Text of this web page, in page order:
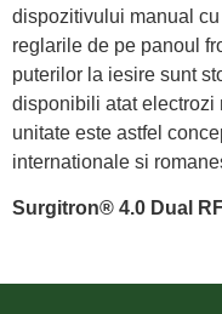
dispozitivului manual
reglarile de pe panoul
puterilor la iesire sunt
disponibili atat electrozi
unitate este astfel
internationale si
Surgitron® 4.0 Dual